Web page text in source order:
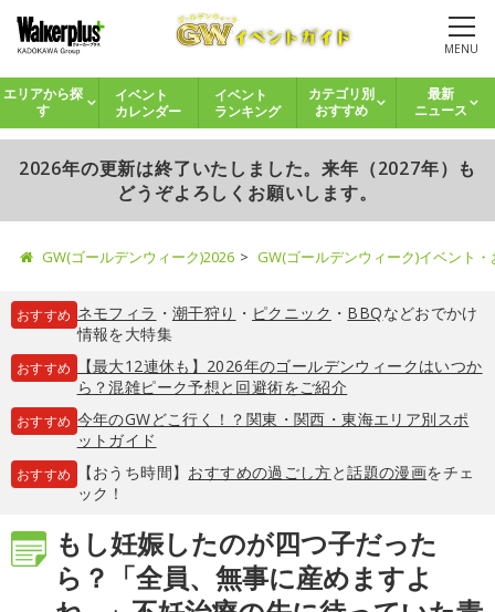
MENU
エリアから探
す
イベント
カレンダー
イベント
ランキング
カテゴリ別
おすすめ
最新
ニュース
2026年の更新は終了いたしました。来年（2027年）も
どうぞよろしくお願いします。
GW(ゴールデンウィーク)2026 GW(ゴールデンウィーク)イベント
おすすめ ネモフィラ ・ 潮干狩り ・ ピクニック ・ BBQなどおでかけ
情報を大特集
おすすめ
【最大12連休も】2026年のゴールデンウィークはいつか
ら？混雑ピーク予想と回避術をご紹介
おすすめ 今年のGWどこ行く！？関東・関西・東海エリア別スポ
ットガイド
おすすめ 【おうち時間】 おすすめの過ごし方と話題の漫画をチェ
ック！
もし妊娠したのが四つ子だった
ら？「全員、無事に産めますよ